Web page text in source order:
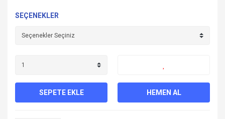
SEÇENEKLER
SEPETE EKLE HEMEN AL